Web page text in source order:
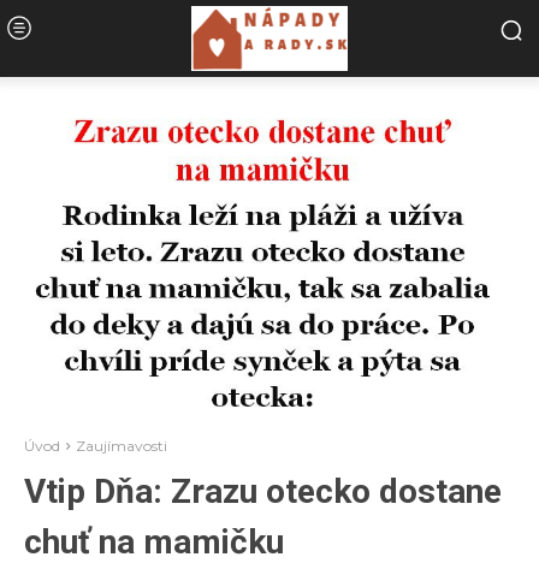
Úvod Zaujímavosti
Vtip Dňa: Zrazu otecko dostane
chuť na mamičku